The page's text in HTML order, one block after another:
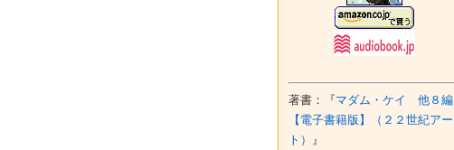
著書：『マダム・ケイ 他８編
【電子書籍版】（２２世紀アー
ト）
』